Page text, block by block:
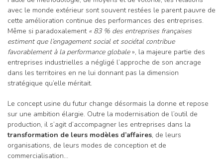
avec le monde extérieur sont souvent restées le parent pauvre de
cette amélioration continue des performances des entreprises.
Même si paradoxalement « 83 % des entreprises françaises
estiment que l’engagement social et sociétal contribue
favorablement à la performance globale», la majeure partie des
entreprises industrielles a négligé l’approche de son ancrage
dans les territoires en ne lui donnant pas la dimension
stratégique qu’elle méritait.
Le concept usine du futur change désormais la donne et repose
sur une ambition élargie. Outre la modernisation de l’outil de
production, il s’agit d’accompagner les entreprises dans la
transformation de leurs modèles d’affaires, de leurs
organisations, de leurs modes de conception et de
commercialisation…